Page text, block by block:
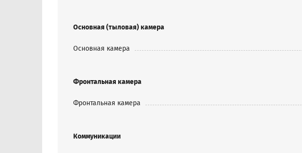
Основная (тыловая) камера
Основная камера
Фронтальная камера
Фронтальная камера
Коммуникации